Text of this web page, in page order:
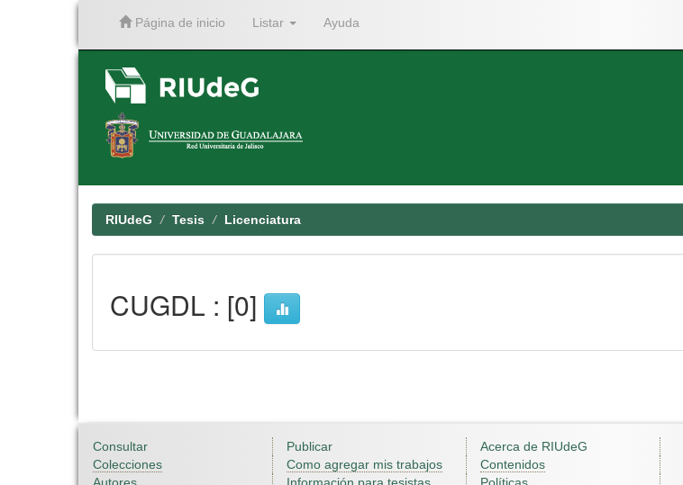
Página de inicio Listar Ayuda
RIUdeG Tesis Licenciatura
CUGDL : [0]
Consultar
Colecciones
Publicar
Como agregar mis trabajos
Acerca de RIUdeG
Contenidos